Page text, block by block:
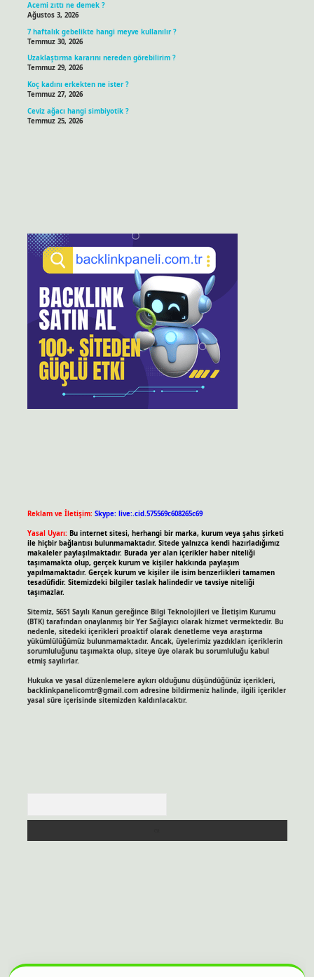
Acemi zıttı ne demek ?
Ağustos 3, 2026
7 haftalık gebelikte hangi meyve kullanılır ?
Temmuz 30, 2026
Uzaklaştırma kararını nereden görebilirim ?
Temmuz 29, 2026
Koç kadını erkekten ne ister ?
Temmuz 27, 2026
Ceviz ağacı hangi simbiyotik ?
Temmuz 25, 2026
Reklam ve İletişim: Skype: live:.cid.575569c608265c69
Yasal Uyarı: Bu internet sitesi, herhangi bir marka, kurum veya şahıs şirketi
ile hiçbir bağlantısı bulunmamaktadır. Sitede yalnızca kendi hazırladığımız
makaleler paylaşılmaktadır. Burada yer alan içerikler haber niteliği
taşımamakta olup, gerçek kurum ve kişiler hakkında paylaşım
yapılmamaktadır. Gerçek kurum ve kişiler ile isim benzerlikleri tamamen
tesadüfidir. Sitemizdeki bilgiler taslak halindedir ve tavsiye niteliği
taşımazlar.
Sitemiz, 5651 Sayılı Kanun gereğince Bilgi Teknolojileri ve İletişim Kurumu
(BTK) tarafından onaylanmış bir Yer Sağlayıcı olarak hizmet vermektedir. Bu
nedenle, sitedeki içerikleri proaktif olarak denetleme veya araştırma
yükümlülüğümüz bulunmamaktadır. Ancak, üyelerimiz yazdıkları içeriklerin
sorumluluğunu taşımakta olup, siteye üye olarak bu sorumluluğu kabul
etmiş sayılırlar.
Hukuka ve yasal düzenlemelere aykırı olduğunu düşündüğünüz içerikleri,
backlinkpanelicomtr@gmail.comadresine bildirmeniz halinde, ilgili içerikler
yasal süre içerisinde sitemizden kaldırılacaktır.